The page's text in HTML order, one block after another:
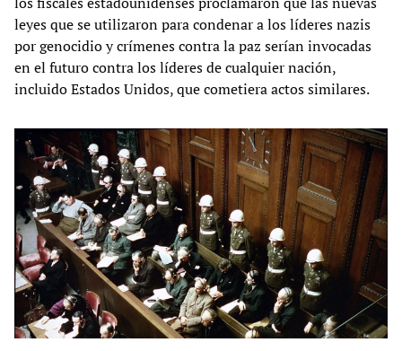
leyes que se utilizaron para condenar a los líderes nazis
por genocidio y crímenes contra la paz serían invocadas
en el futuro contra los líderes de cualquier nación,
incluido Estados Unidos, que cometiera actos similares.